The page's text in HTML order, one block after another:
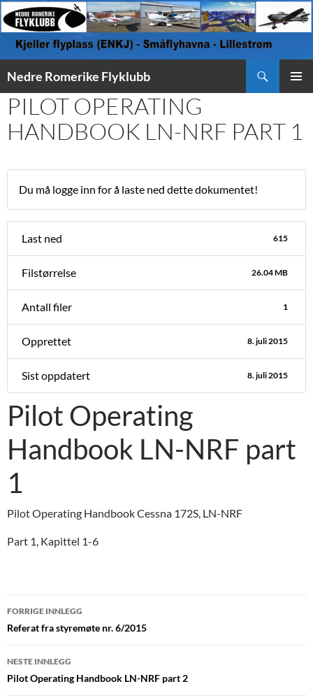
Nedre Romerike Flyklubb
TIL
INNHOLD
PILOT OPERATING
HANDBOOK LN-NRF PART 1
Du må logge inn for å laste ned dette dokumentet!
Last ned 615
Filstørrelse 26.04 MB
Antall filer 1
Opprettet 8. juli 2015
Sist oppdatert 8. juli 2015
Pilot Operating
Handbook LN-NRF part
1
Pilot Operating Handbook Cessna 172S, LN-NRF
Part 1, Kapittel 1-6
Innleggsnavigasjon
FORRIGE INNLEGG
Referat fra styremøte nr. 6/2015
NESTE INNLEGG
Pilot Operating Handbook LN-NRF part 2